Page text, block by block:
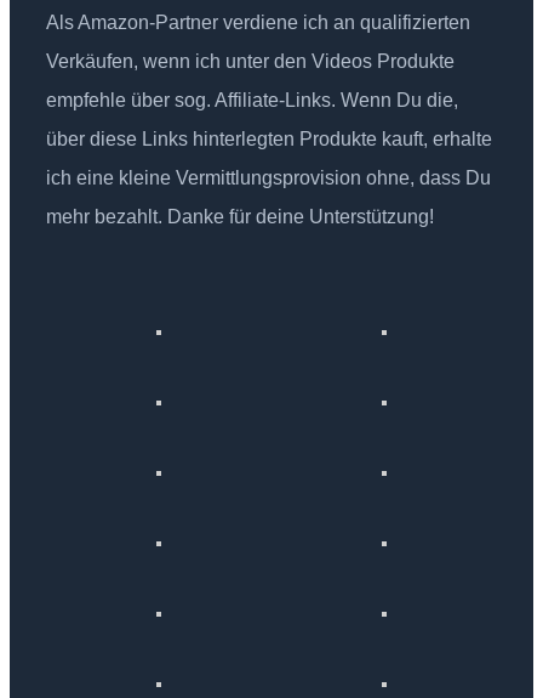
Als Amazon-Partner verdiene ich an qualifizierten
Verkäufen, wenn ich unter den Videos Produkte
empfehle über sog. Affiliate-Links. Wenn Du die,
über diese Links hinterlegten Produkte kauft, erhalte
ich eine kleine Vermittlungsprovision ohne, dass Du
mehr bezahlt. Danke für deine Unterstützung!